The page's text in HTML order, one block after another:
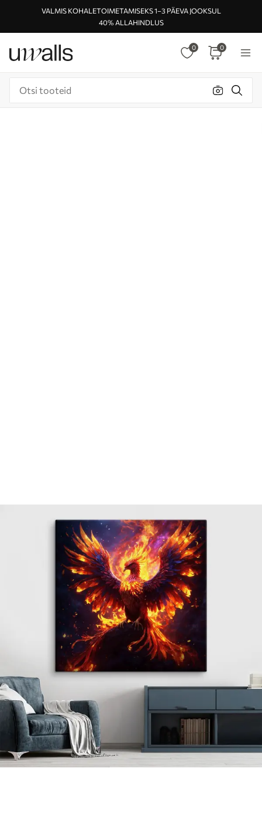
VALMIS KOHALETOIMETAMISEKS 1–3 PÄEVA JOOKSUL
40% ALLAHINDLUS
0 0